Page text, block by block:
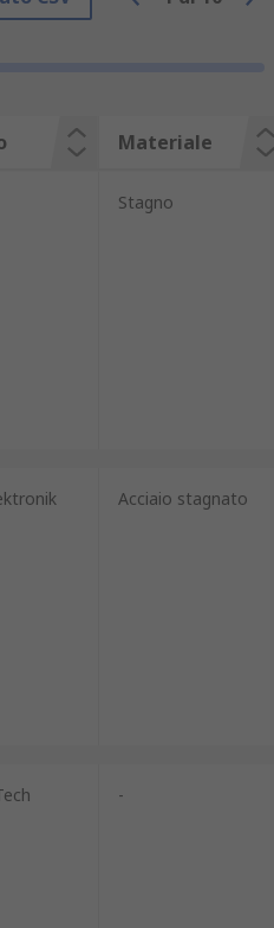
realizzati
Materiale
Stagno
Acciaio stagnato
-